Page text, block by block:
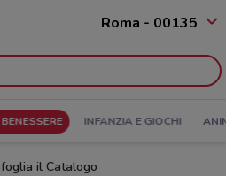
Roma - 00135
INFANZIA E GIOCHI
il Catalogo